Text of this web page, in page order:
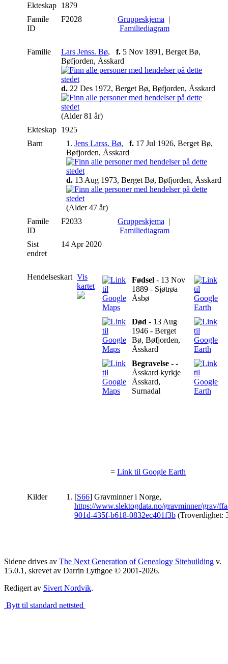
Ekteskap 1879
Famile
ID
F2028 Gruppeskjema |
Familiediagram
Familie Lars Jenss. Bø, f. 5 Nov 1891, Berget Bø,
Bøfjorden, Åsskard
d. 22 Des 1972, Berget Bø, Bøfjorden, Åsskard
(Alder 81 år)
Ekteskap 1925
Barn
1. Jens Larss. Bø, f. 17 Jul 1926, Berget Bø,
Bøfjorden, Åsskard
d. 13 Aug 1973, Berget Bø, Bøfjorden, Åsskard
(Alder 47 år)
Famile
ID
F2033 Gruppeskjema |
Familiediagram
Sist
endret
14 Apr 2020
Hendelseskart Vis
kartet
Fødsel - 13 Nov
1889 - Sjøtrøa
Åsbø
Død - 13 Aug
1946 - Berget
Bø, Bøfjorden,
Åsskard
Begravelse - -
Åsskard kyrkje
Åsskard,
Surnadal
= Link til Google Earth
Kilder [S66] Gravminner i Norge,
https://www.slektogdata.no/gravminner/grav/
901d-435f-b618-0832ec401f3b (Troverdighet:
Sidene drives av The Next Generation of Genealogy Sitebuilding v.
15.0.1, skrevet av Darrin Lythgoe © 2001-2026.
Redigert av Sivert Nordvik.
Bytt til standard nettsted